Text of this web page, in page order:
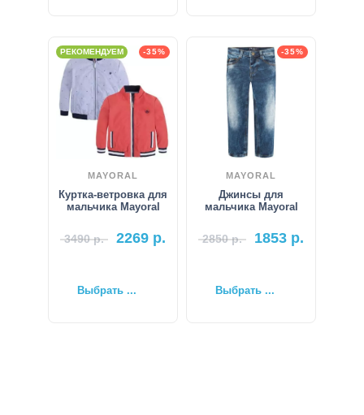
-35%
РЕКОМЕНДУЕМ
MAYORAL
Куртка-ветровка для
мальчика Mayoral
3490р. 2269 р.
Выбрать ...
-35%
MAYORAL
Джинсы для
мальчика Mayoral
2850р. 1853 р.
Выбрать ...